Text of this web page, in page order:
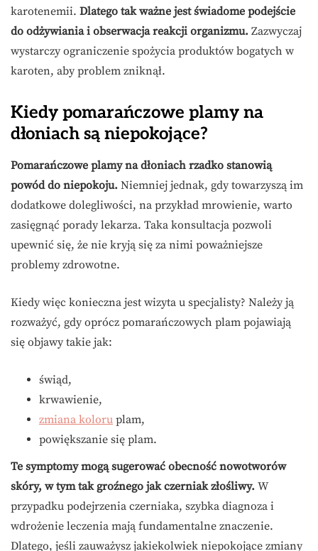
karotenemii. Dlatego tak ważne jest świadome podejście
do odżywiania i obserwacja reakcji organizmu. Zazwyczaj
wystarczy ograniczenie spożycia produktów bogatych w
karoten, aby problem zniknął.
Kiedy pomarańczowe plamy na
dłoniach są niepokojące?
Pomarańczowe plamy na dłoniach rzadko stanowią
powód do niepokoju. Niemniej jednak, gdy towarzyszą im
dodatkowe dolegliwości, na przykład mrowienie, warto
zasięgnąć porady lekarza. Taka konsultacja pozwoli
upewnić się, że nie kryją się za nimi poważniejsze
problemy zdrowotne.
Kiedy więc konieczna jest wizyta u specjalisty? Należy ją
rozważyć, gdy oprócz pomarańczowych plam pojawiają
się objawy takie jak:
świąd,
krwawienie,
zmiana koloru plam,
powiększanie się plam.
Te symptomy mogą sugerować obecność nowotworów
skóry, w tym tak groźnego jak czerniak złośliwy. W
przypadku podejrzenia czerniaka, szybka diagnoza i
wdrożenie leczenia mają fundamentalne znaczenie.
Dlatego, jeśli zauważysz jakiekolwiek niepokojące zmiany